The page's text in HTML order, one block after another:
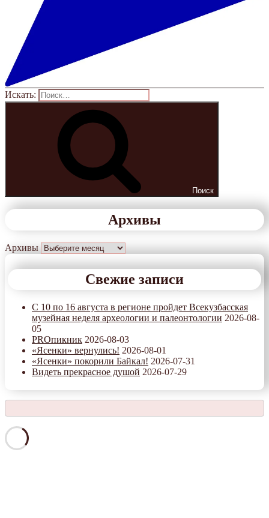
Искать:
Поиск
Архивы
Архивы
Свежие записи
С 10 по 16 августа в регионе пройдет Всекузбасская
музейная неделя археологии и палеонтологии 2026-08-
05
PROпикник 2026-08-03
«Ясенки» вернулись! 2026-08-01
«Ясенки» покорили Байкал! 2026-07-31
Видеть прекрасное душой 2026-07-29